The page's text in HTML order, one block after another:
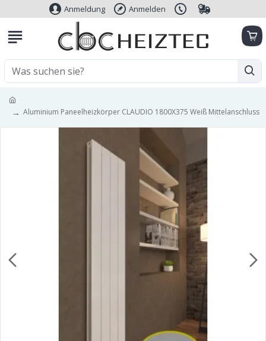
Anmeldung Anmelden
Aluminium Paneelheizkörper CLAUDIO 1800X375 Weiß Mittelanschluss